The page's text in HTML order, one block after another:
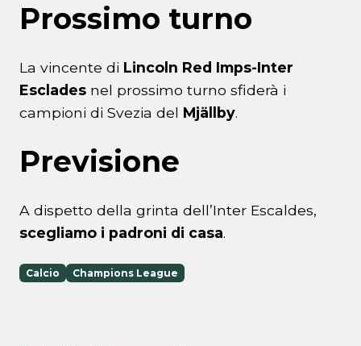
Prossimo turno
La vincente di Lincoln Red Imps-Inter
Esclades nel prossimo turno sfiderà i
campioni di Svezia del Mjällby.
Previsione
A dispetto della grinta dell’Inter Escaldes,
scegliamo i padroni di casa.
Calcio Champions League